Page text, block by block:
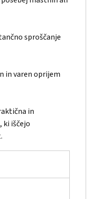
sproščanje
in varen oprijem
in
iščejo